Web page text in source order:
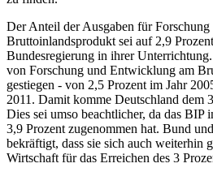
Der Anteil der Ausgaben für
Bruttoinlandsprodukt sei auf 2,9
Bundesregierung in ihrer
von Forschung und Entwicklung am
gestiegen - von 2,5 Prozent im Jahr
2011. Damit komme Deutschland dem
Dies sei umso beachtlicher, da das BIP
3,9 Prozent zugenommen hat. Bund
bekräftigt, dass sie sich auch weiterhin
Wirtschaft für das Erreichen des 3